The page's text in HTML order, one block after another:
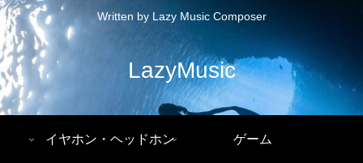
Written by Lazy Music Composer
LazyMusic
イヤホン・ヘッドホン ゲーム